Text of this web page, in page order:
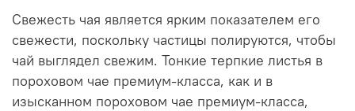
Свежесть чая является ярким показателем его
свежести, поскольку частицы полируются, чтобы
чай выглядел свежим. Тонкие терпкие листья в
пороховом чае премиум-класса, как и в
изысканном пороховом чае премиум-класса,